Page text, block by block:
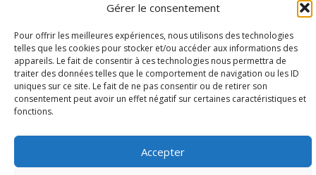
Gérer le consentement
Pour offrir les meilleures expériences, nous utilisons des technologies
telles que les cookies pour stocker et/ou accéder aux informations des
appareils. Le fait de consentir à ces technologies nous permettra de
traiter des données telles que le comportement de navigation ou les ID
uniques sur ce site. Le fait de ne pas consentir ou de retirer son
consentement peut avoir un effet négatif sur certaines caractéristiques et
fonctions.
Accepter
06 Juil 2026
Étude d’évaluabilité des Structures
d’accompagnement à l’autocréation d’emploi (SAACE)
01 Juil 2026
Pénurie du personnel infirmier :quels indicateurs
Wallonie ?